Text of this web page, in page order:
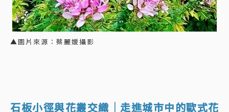
▲圖片來源：蔡麗媛攝影
石板小徑與花叢交織｜走進城市中的歐式花